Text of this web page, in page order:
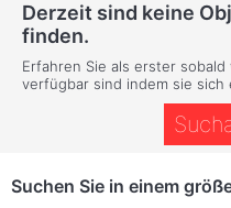
Derzeit sind keine
finden.
Erfahren Sie als erster
verfügbar sind indem sie sich
Suchen Sie in einem